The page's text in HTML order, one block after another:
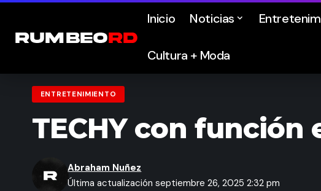
Inicio Noticias
Cultura + Moda
ENTRETENIMIENTO
TECHY con función
Última actualización septiembre 26, 2025 2:32 pm
Abraham Nuñez